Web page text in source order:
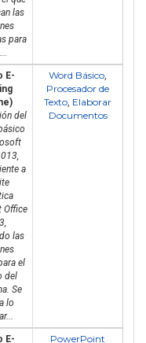
las
para
E-
del
a
Office
las
el
del
Se
lo
Word Básico,
Procesador de
Texto, Elaborar
Documentos
E-
PowerPoint